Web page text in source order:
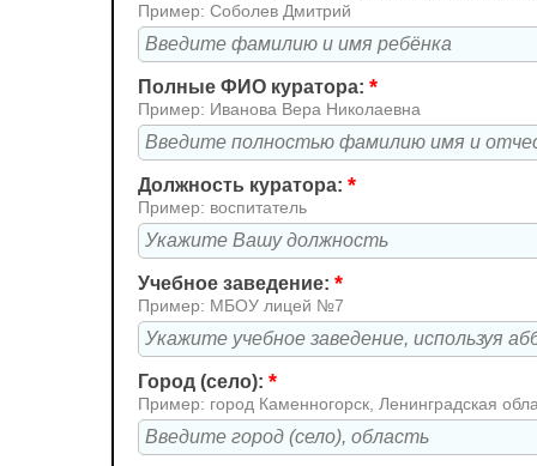
Пример: Соболев Дмитрий
Полные ФИО куратора: *
Пример: Иванова Вера Николаевна
Должность куратора: *
Пример: воспитатель
Учебное заведение: *
Пример: МБОУ лицей №7
Город (село): *
Пример: город Каменногорск, Ленинградская